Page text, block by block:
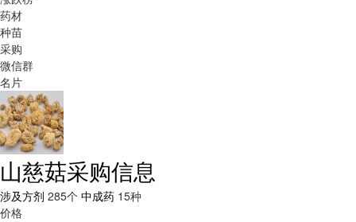
药材
种苗
采购
微信群
名片
山慈菇采购信息
涉及方剂 285个 中成药 15种
价格